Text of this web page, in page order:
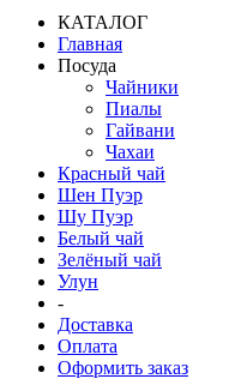
КАТАЛОГ
Главная
Посуда
Чайники
Пиалы
Гайвани
Чахаи
Красный чай
Шен Пуэр
Шу Пуэр
Белый чай
Зелёный чай
Улун
-
Доставка
Оплата
Оформить заказ